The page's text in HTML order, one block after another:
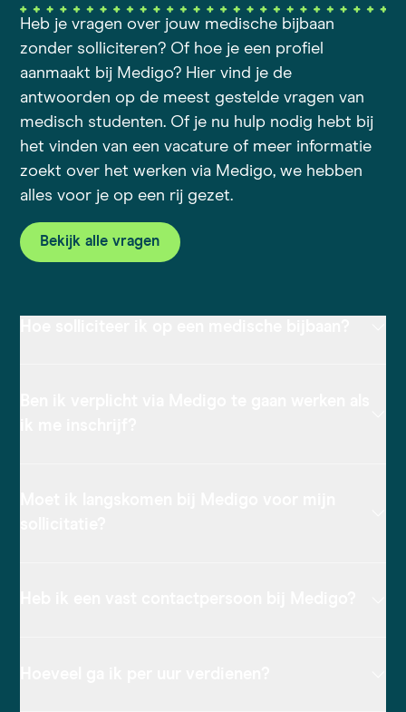
Heb je vragen over jouw medische bijbaan
zonder solliciteren? Of hoe je een profiel
aanmaakt bij Medigo? Hier vind je de
antwoorden op de meest gestelde vragen van
medisch studenten. Of je nu hulp nodig hebt bij
het vinden van een vacature of meer informatie
zoekt over het werken via Medigo, we hebben
alles voor je op een rij gezet.
Bekijk alle vragen